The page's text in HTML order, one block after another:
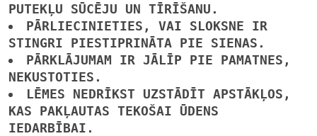
PUTEKĻU SŪCĒJU UN TĪRĪŠANU.
PĀRLIECINIETIES, VAI SLOKSNE IR
STINGRI PIESTIPRINĀTA PIE SIENAS.
PĀRKLĀJUMAM IR JĀLĪP PIE PAMATNES,
NEKUSTOTIES.
LĒMES NEDRĪKST UZSTĀDĪT APSTĀKĻOS,
KAS PAKĻAUTAS TEKOŠAI ŪDENS
IEDARBĪBAI.